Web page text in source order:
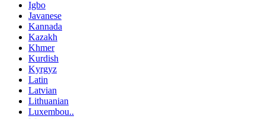
Igbo
Javanese
Kannada
Kazakh
Khmer
Kurdish
Kyrgyz
Latin
Latvian
Lithuanian
Luxembou..